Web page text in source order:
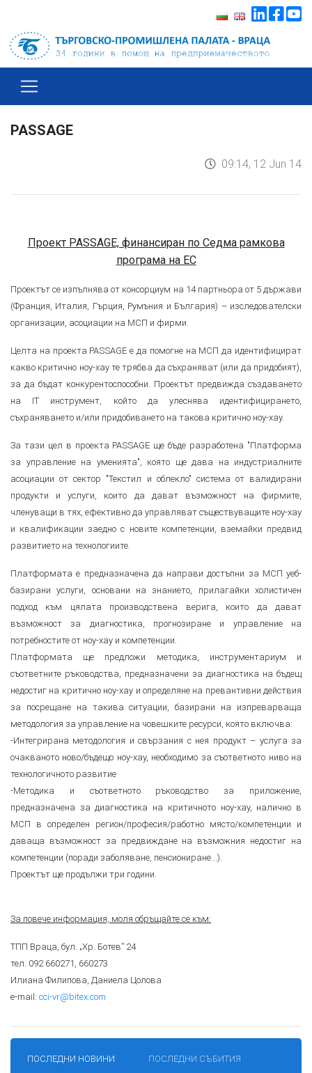
PASSAGE
09:14, 12 Jun 14
Проект PASSAGE, финансиран по Седма рамкова
програма на ЕС
Проектът се изпълнява от консорциум на 14 партньора от 5 държави
(Франция, Италия, Гърция, Румъния и България) – изследователски
организации, асоциации на МСП и фирми.
Целта на проекта PASSAGE е да помогне на МСП да идентифицират
какво критично ноу-хау те трябва да съхраняват (или да придобият),
за да бъдат конкурентоспособни. Проектът предвижда създаването
на IT инструмент, който да улеснява идентифицирането,
съхраняването и/или придобиването на такова критично ноу-хау.
За тази цел в проекта PASSAGE ще бъде разработена "Платформа
за управление на уменията", която ще дава на индустриалните
асоциации от сектор "Текстил и облекло" система от валидирани
продукти и услуги, които да дават възможност на фирмите,
членуващи в тях, ефективно да управляват съществуващите ноу-хау
и квалификации заедно с новите компетенции, вземайки предвид
развитието на технологиите.
Платформата е предназначена да направи достъпни за МСП уеб-
базирани услуги, основани на знанието, прилагайки холистичен
подход към цялата производствена верига, които да дават
възможност за диагностика, прогнозиране и управление на
потребностите от ноу-хау и компетенции.
Платформата ще предложи методика, инструментариум и
съответните ръководства, предназначени за диагностика на бъдещ
недостиг на критично ноу-хау и определяне на превантивни действия
за посрещане на такива ситуации, базирани на изпреварваща
методология за управление на човешките ресурси, която включва:
-Интегрирана методология и свързания с нея продукт – услуга за
очакваното ново/бъдещо ноу-хау, необходимо за съответното ниво на
технологичното развитие
-Методика и съответното ръководство за приложение,
предназначена за диагностика на критичното ноу-хау, налично в
МСП в определен регион/професия/работно място/компетенции и
даваща възможност за предвиждане на възможния недостиг на
компетенции (поради заболяване, пенсиониране...).
Проектът ще продължи три години.
За повече информация, моля обръщайте се към:
ТПП Враца, бул. „Хр. Ботев” 24
тел. 092 660271, 660273
Илиана Филипова, Даниела Цолова
е-mail: cci-vr@bitex.com
ПОСЛЕДНИ НОВИНИ ПОСЛЕДНИ СЪБИТИЯ